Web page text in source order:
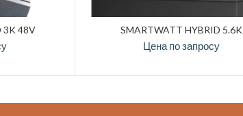
3K 48V SMARTWATT HYBRID 5.6K
Цена по запросу